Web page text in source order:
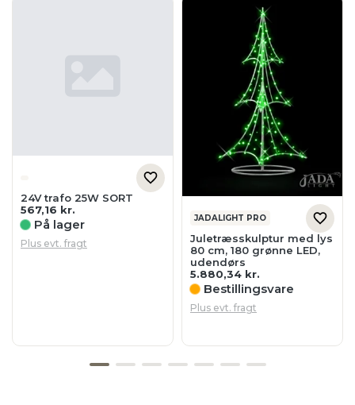
24V trafo 25W SORT
567,16 kr.
På lager
Plus evt. fragt
JADALIGHT PRO
Juletræsskulptur med lys
80 cm, 180 grønne LED,
udendørs
5.880,34 kr.
Bestillingsvare
Plus evt. fragt